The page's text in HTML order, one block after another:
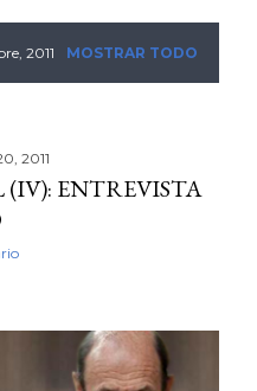
2011 MOSTRAR TODO
2011
ENTREVISTA